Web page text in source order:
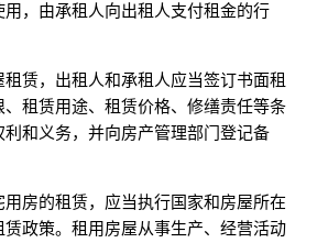
，由承租人向出租人支付租金的行
赁，出租人和承租人应当签订书面租
租赁用途、租赁价格、修缮责任等条
和义务，并向房产管理部门登记备
房的租赁，应当执行国家和房屋所在
政策。租用房屋从事生产、经营活动